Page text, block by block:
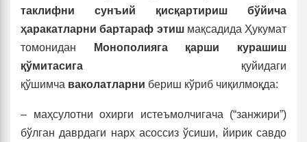
таклифни сунъий қисқартириш бўйича
ҳаракатларни бартараф этишмақсадида Ҳукумат
томонидан
Монополияга қарши курашиш
қўмитасига қуйидаги
қўшимча ваколатларни бериш кўриб чиқилмоқда:
– маҳсулотни охирги истеъмолчигача (“занжири”)
бўлган даврдаги нарх асоссиз ўсиши, йирик савдо